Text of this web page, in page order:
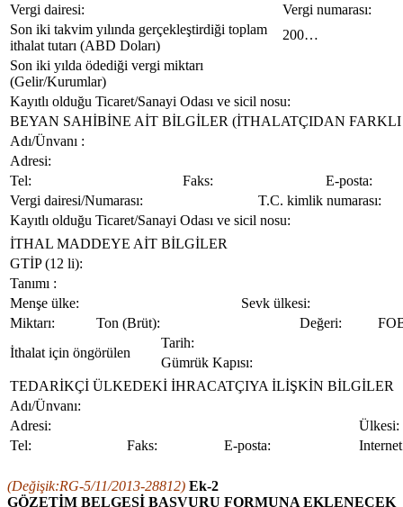
Vergi dairesi:
Vergi numarası:
Son iki takvim yılında gerçekleştirdiği toplam
ithalat tutarı (ABD Doları)
200…
Son iki yılda ödediği vergi miktarı
(Gelir/Kurumlar)
Kayıtlı olduğu Ticaret/Sanayi Odası ve sicil nosu:
BEYAN SAHİBİNE AİT BİLGİLER (İTHALATÇIDAN FARKLI
Adı/Ünvanı :
Adresi:
Tel:
Faks:
E-posta:
Vergi dairesi/Numarası:
T.C. kimlik numarası:
Kayıtlı olduğu Ticaret/Sanayi Odası ve sicil nosu:
İTHAL MADDEYE AİT BİLGİLER
GTİP (12 li):
Tanımı :
Menşe ülke:
Sevk ülkesi:
Miktarı:
Ton (Brüt): Değeri:
İthalat için öngörülen
Tarih:
Gümrük Kapısı:
TEDARİKÇİ ÜLKEDEKİ İHRACATÇIYA İLİŞKİN BİLGİLER
Adı/Ünvanı:
Adresi:
Ülkesi:
Tel:
Faks: E-posta:
(Değişik:RG-5/11/2013-28812) Ek-2
GÖZETİM BELGESİ BAŞVURU FORMUNA EKLENECEK